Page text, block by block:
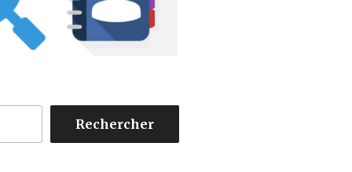
Rechercher